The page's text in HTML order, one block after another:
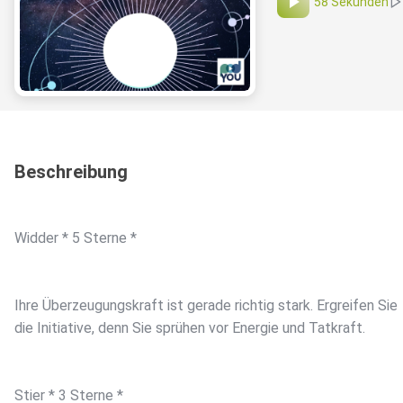
Beschreibung
Widder * 5 Sterne *
Ihre Überzeugungskraft ist gerade richtig stark. Ergreifen Sie
die Initiative, denn Sie sprühen vor Energie und Tatkraft.
Stier * 3 Sterne *